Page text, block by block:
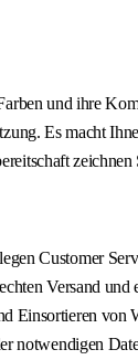
und ihre
Es macht
zeichnen
Customer
Versand
Einsortieren von
notwendigen